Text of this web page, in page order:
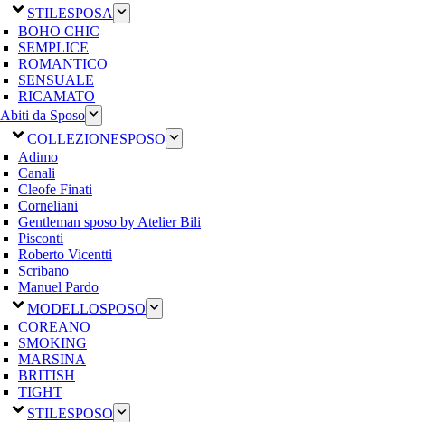
STILESPOSA
BOHO CHIC
SEMPLICE
ROMANTICO
SENSUALE
RICAMATO
Abiti da Sposo
COLLEZIONESPOSO
Adimo
Canali
Cleofe Finati
Corneliani
Gentleman sposo by Atelier Bili
Pisconti
Roberto Vicentti
Scribano
Manuel Pardo
MODELLOSPOSO
COREANO
SMOKING
MARSINA
BRITISH
TIGHT
STILESPOSO